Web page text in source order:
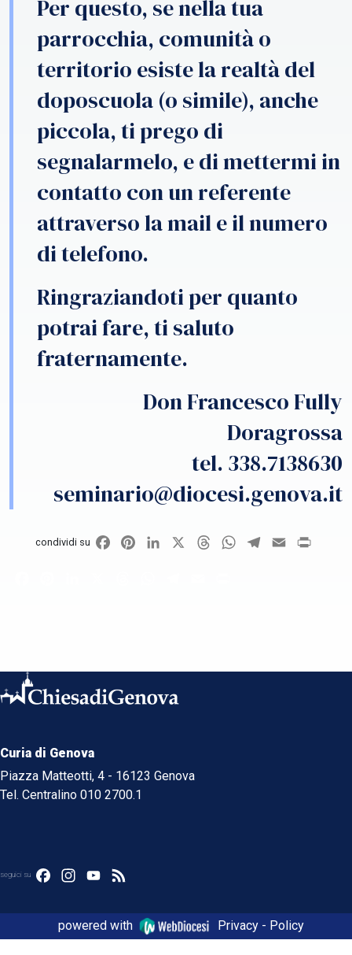
Per questo, se nella tua
parrocchia, comunità o
territorio esiste la realtà del
doposcuola (o simile), anche
piccola, ti prego di
segnalarmelo, e di mettermi in
contatto con un referente
attraverso la mail e il numero
di telefono.
Ringraziandoti per quanto
potrai fare, ti saluto
fraternamente.
Don Francesco Fully
Doragrossa
tel. 338.7138630
seminario@diocesi.genova.it
condividi su FacebookPinterestLinkedIn ThreadsWhatsApp
Telegram
Email
Curia di Genova
Piazza Matteotti, 4 - 16123 Genova
Tel. Centralino 010 2700.1
seguici su FacebookInstagram
YouTube
powered with Privacy - Policy